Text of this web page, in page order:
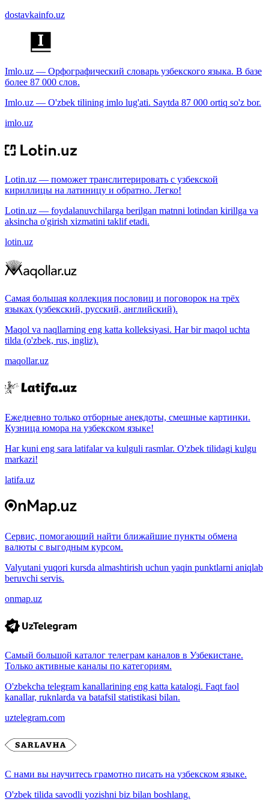
dostavkainfo.uz
Imlo.uz — Орфографический словарь узбекского языка. В базе
более 87 000 слов.
Imlo.uz — O'zbek tilining imlo lug'ati. Saytda 87 000 ortiq so'z bor.
imlo.uz
Lotin.uz — поможет транслитерировать с узбекской
кириллицы на латиницу и обратно. Легко!
Lotin.uz — foydalanuvchilarga berilgan matnni lotindan kirillga va
aksincha o'girish xizmatini taklif etadi.
lotin.uz
Самая большая коллекция пословиц и поговорок на трёх
языках (узбекский, русский, английский).
Maqol va naqllarning eng katta kolleksiyasi. Har bir maqol uchta
tilda (o'zbek, rus, ingliz).
maqollar.uz
Ежедневно только отборные анекдоты, смешные картинки.
Кузница юмора на узбекском языке!
Har kuni eng sara latifalar va kulguli rasmlar. O'zbek tilidagi kulgu
markazi!
latifa.uz
Сервис, помогающий найти ближайшие пункты обмена
валюты с выгодным курсом.
Valyutani yuqori kursda almashtirish uchun yaqin punktlarni aniqlab
beruvchi servis.
onmap.uz
Самый большой каталог телеграм каналов в Узбекистане.
Только активные каналы по категориям.
O'zbekcha telegram kanallarining eng katta katalogi. Faqt faol
kanallar, ruknlarda va batafsil statistikasi bilan.
uztelegram.com
С нами вы научитесь грамотно писать на узбекском языке.
O'zbek tilida savodli yozishni biz bilan boshlang.